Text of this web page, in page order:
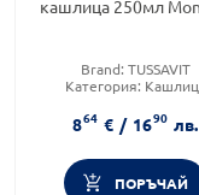
кашлица 250мл
Brand: TUSSAVIT
Категория:
кашлица
864 € / 1690 лв.
ПОРЪЧАЙ